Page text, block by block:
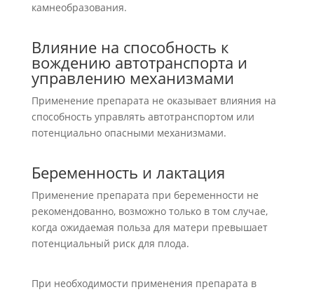
камнеобразования.
Влияние на способность к
вождению автотранспорта и
управлению механизмами
Применение препарата не оказывает влияния на
способность управлять автотранспортом или
потенциально опасными механизмами.
Беременность и лактация
Применение препарата при беременности не
рекомендованно, возможно только в том случае,
когда ожидаемая польза для матери превышает
потенциальный риск для плода.
При необходимости применения препарата в